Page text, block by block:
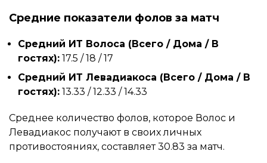
Средние показатели фолов за матч
Средний ИТ Волоса (Всего / Дома / В
гостях): 17.5 / 18 / 17
Средний ИТ Левадиакоса (Всего / Дома / В
гостях): 13.33 / 12.33 / 14.33
Среднее количество фолов, которое Волос и
Левадиакос получают в своих личных
противостояниях, составляет 30.83 за матч.